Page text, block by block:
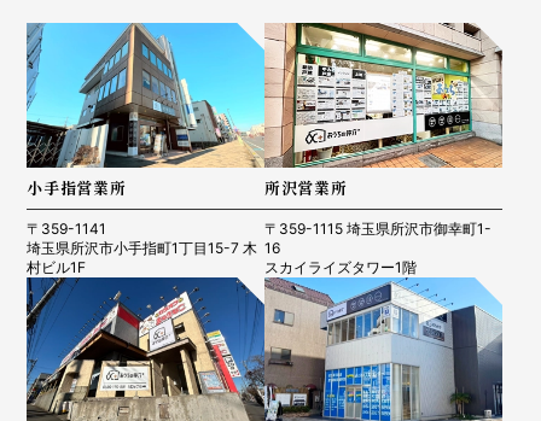
小手指営業所
〒359-1141
埼玉県所沢市小手指町1丁目15-7 木
村ビル1F
所沢営業所
〒359-1115 埼玉県所沢市御幸町1-
16
スカイライズタワー1階